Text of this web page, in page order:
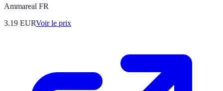
Ammareal FR
3.19 EURVoir le prix